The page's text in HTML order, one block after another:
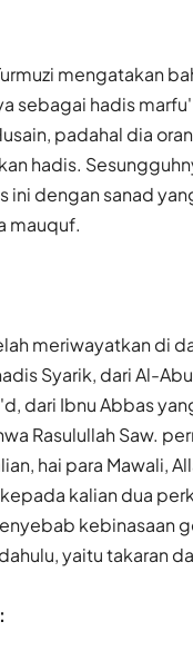
mengatakan
sebagai hadis
padahal dia
hadis.
ini dengan sanad
mauquf.
meriwayatkan di
Syarik, dari Al-
dari Ibnu Abbas
Rasulullah Saw.
hai para Mawali,
kalian dua
kebinasaan
yaitu takaran